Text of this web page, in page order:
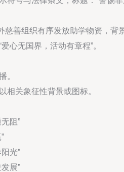
慈善组织有序发放助学物资，背
心无国界，活动有章程”。
。
相关象征性背景或图标。
阻”
光”
展”